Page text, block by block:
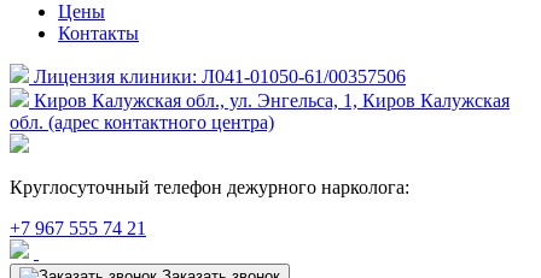
Цены
Контакты
Лицензия клиники: Л041-01050-61/00357506
Киров Калужская обл., ул. Энгельса, 1, Киров Калужская
обл. (адрес контактного центра)
Круглосуточный телефон дежурного нарколога:
+7 967 555 74 21